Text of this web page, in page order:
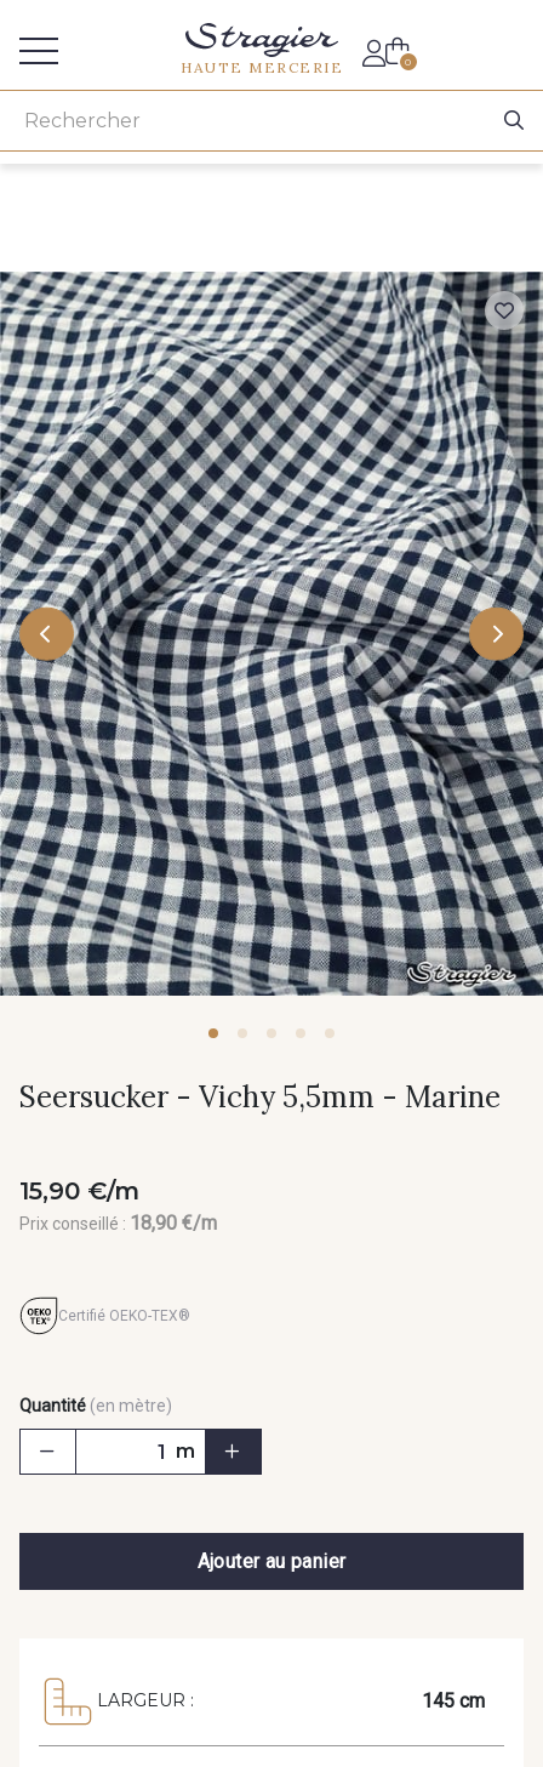
HAUTE MERCERIE 0
Seersucker - Vichy 5,5mm - Marine
15,90 €/m
Prix conseillé : 18,90 €/m
Certifié OEKO-TEX®
Quantité (en mètre)
m
Ajouter au panier
LARGEUR : 145 cm